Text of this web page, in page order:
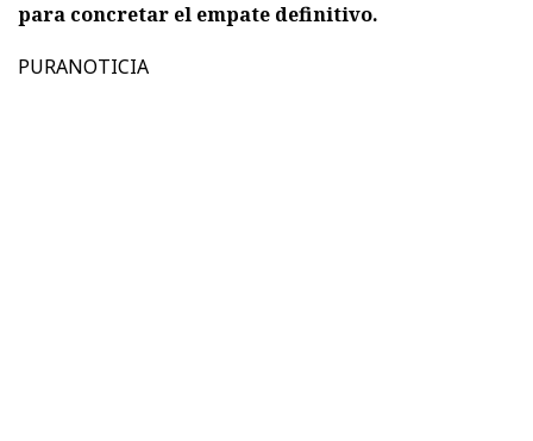
para concretar el empate definitivo.
PURANOTICIA